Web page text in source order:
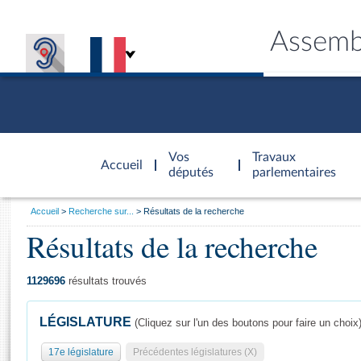
Accueil
d'accueil
Vos
députés
Travaux
parlementaires
Général
Vous
Accueil Recherche sur... Résultats de la recherche
Résultats de la recherche
1129696 résultats trouvés
LÉGISLATURE (Cliquez sur l'un des boutons pour faire un choix)
17e législature Précédentes législatures (X)